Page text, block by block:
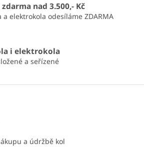
nad 3.500,- Kč
a elektrokola odesíláme ZDARMA
i elektrokola
a seřízené
a údržbě kol